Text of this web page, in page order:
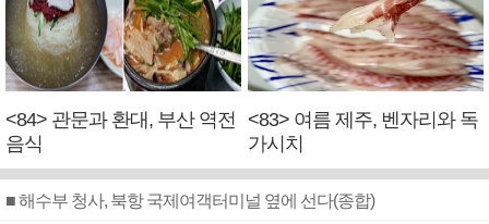
<84> 관문과 환대, 부산 역전
음식
<83> 여름 제주, 벤자리와 독
가시치
■ 해수부 청사, 북항 국제여객터미널 옆에 선다(종합)